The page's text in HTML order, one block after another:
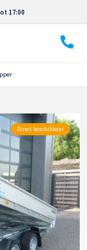
17:00
Direct beschikbaar